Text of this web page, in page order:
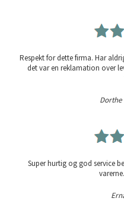
Respekt for dette firma. Har
det var en reklamation over
Dorthe
Super hurtig og god service